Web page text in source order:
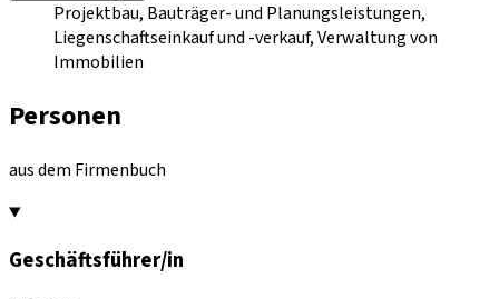
Projektbau, Bauträger- und Planungsleistungen,
Liegenschaftseinkauf und -verkauf, Verwaltung von
Immobilien
Personen
aus dem Firmenbuch
Geschäftsführer/in